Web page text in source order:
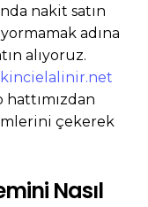
nakit satın
adına
alıyoruz.
çekerek
Nasıl